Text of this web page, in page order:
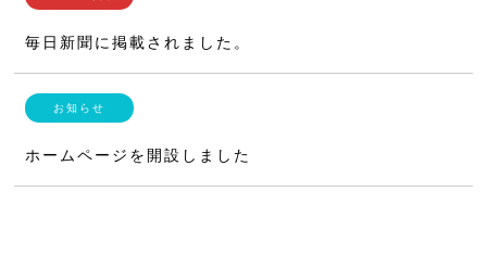
毎日新聞に掲載されました。
ホームページを開設しました